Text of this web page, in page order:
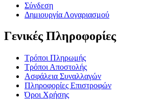
Σύνδεση
Δημιουργία Λογαριασμού
Γενικές Πληροφορίες
Τρόποι Πληρωμής
Τρόποι Αποστολής
Ασφάλεια Συναλλαγών
Πληροφορίες Επιστροφών
Όροι Χρήσης